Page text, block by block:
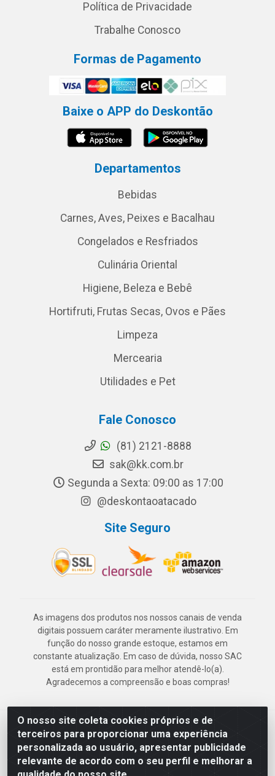
O nosso site coleta cookies próprios e de
terceiros para proporcionar uma experiência
personalizada ao usuário, apresentar publicidade
relevante de acordo com o seu perfil e melhorar a
Política de Privacidade
Trabalhe Conosco
Formas de Pagamento
Baixe o APP do Deskontão
Departamentos
Bebidas
Carnes, Aves, Peixes e Bacalhau
Congelados e Resfriados
Culinária Oriental
Higiene, Beleza e Bebê
Hortifruti, Frutas Secas, Ovos e Pães
Limpeza
Mercearia
Utilidades e Pet
Fale Conosco
(81) 2121-8888
sak@kk.com.br
Segunda a Sexta: 09:00 as 17:00
@deskontaoatacado
Site Seguro
As imagens dos produtos nos nossos canais de venda
digitais possuem caráter meramente ilustrativo. Em
função do nosso grande estoque, estamos em
constante atualização. Em caso de dúvida, nosso SAC
está em prontidão para melhor atendê-lo(a).
Agradecemos a compreensão e boas compras!
Deskontão Atacado - Av. Marechal Mascarenhas de Morais, 2471 -
Imbiribeira - Recife/PE - CEP 51.150-001 - CNPJ 24.150.377/0003-
57